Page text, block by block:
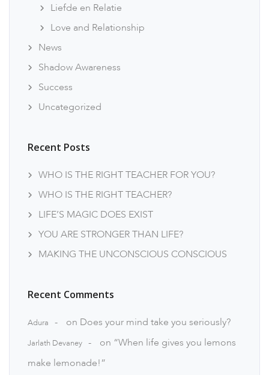
Liefde en Relatie
Love and Relationship
News
Shadow Awareness
Success
Uncategorized
Recent Posts
WHO IS THE RIGHT TEACHER FOR YOU?
WHO IS THE RIGHT TEACHER?
LIFE’S MAGIC DOES EXIST
YOU ARE STRONGER THAN LIFE?
MAKING THE UNCONSCIOUS CONSCIOUS
Recent Comments
Adura on Does your mind take you seriously?
Jarlath Devaney on “When life gives you lemons
make lemonade!”